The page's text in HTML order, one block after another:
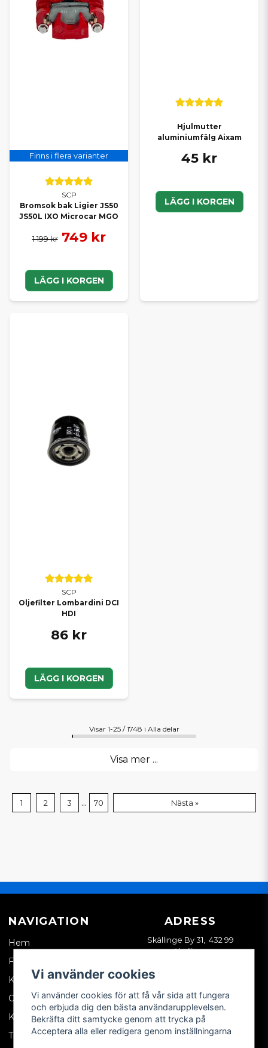
Finns i flera varianter
SCP
Bromsok bak Ligier JS50
JS50L IXO Microcar MGO
1 199 kr 749 kr
LÄGG I KORGEN
Hjulmutter
aluminiumfälg Aixam
45 kr
LÄGG I KORGEN
SCP
Oljefilter Lombardini DCI
HDI
86 kr
LÄGG I KORGEN
Visar 1-25 / 1748 i Alla delar
Visa mer ...
1 2 3 ... 70 Nästa »
NAVIGATION
Hem
Företagskund
Kontakta oss
Om oss
Köpvillkor
Tips & trix
ADRESS
Skällinge By 31, 432 99
Skällinge
Vi använder cookies
Vi använder cookies för att få vår sida att fungera
och erbjuda dig den bästa användarupplevelsen.
Bekräfta ditt samtycke genom att trycka på
Acceptera alla eller redigera genom inställningarna